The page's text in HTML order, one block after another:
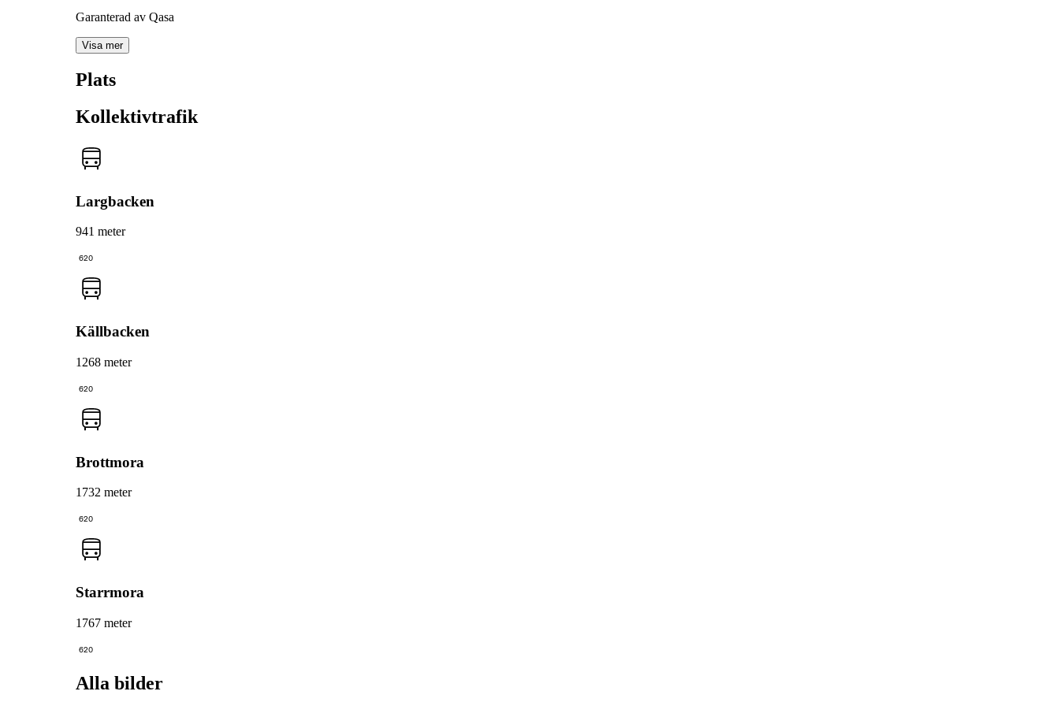
Garanterad av Qasa
Visa mer
Plats
Kollektivtrafik
Largbacken
941 meter
620
Källbacken
1268 meter
620
Brottmora
1732 meter
620
Starrmora
1767 meter
620
Alla bilder